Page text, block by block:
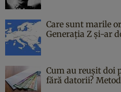
Care sunt marile
Generația Z și-ar
Cum au reușit doi
fără datorii?